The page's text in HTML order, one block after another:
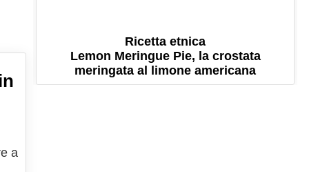
a
Ricetta etnica
Lemon Meringue Pie, la crostata
meringata al limone americana